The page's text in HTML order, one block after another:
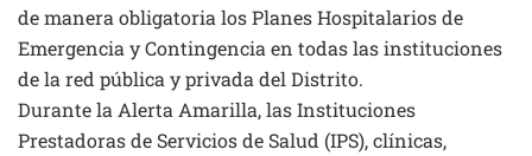
de manera obligatoria los Planes Hospitalarios de
Emergencia y Contingencia en todas las instituciones
de la red pública y privada del Distrito.
Durante la Alerta Amarilla, las Instituciones
Prestadoras de Servicios de Salud (IPS), clínicas,